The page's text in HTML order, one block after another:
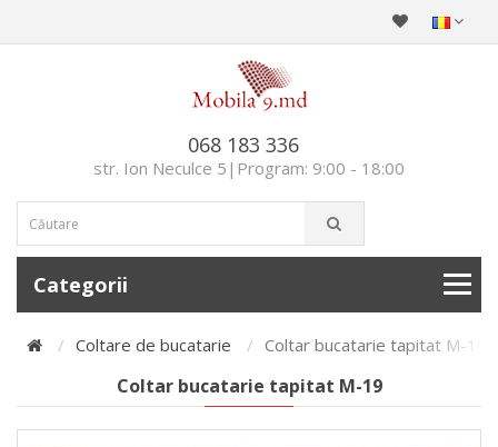
068 183 336
str. Ion Neculce 5|Program: 9:00 - 18:00
Categorii
Coltare de bucatarie Coltar bucatarie tapitat M-19
Coltar bucatarie tapitat M-19